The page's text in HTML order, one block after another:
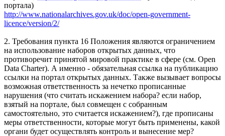
портала)
http://www.nationalarchives.gov.uk/doc/open-government-
licence/version/2/
2. Требования пункта 16 Положения являются ограничением
на использование наборов открытых данных, что
противоречит принятой мировой практике в сфере (см. Open
Data Charter). А именно - обязательная ссылка на публикацию
ссылки на портал открытых данных. Также вызывает вопросы
возможная ответственность за нечетко прописанные
нарушения (что считать искажением набора? если набор,
взятый на портале, был совмещен с собранным
самостоятельно, это считается искажением?), где прописаны
меры ответственности, которые могут быть применены, какой
органи будет осуществлять контроль и вынесение мер?